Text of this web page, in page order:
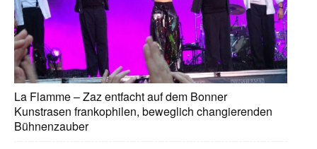
La Flamme – Zaz entfacht auf dem Bonner
Kunstrasen frankophilen, beweglich changierenden
Bühnenzauber